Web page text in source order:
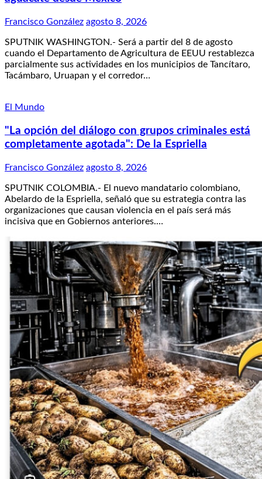
Francisco González agosto 8, 2026
SPUTNIK WASHINGTON.- Será a partir del 8 de agosto
cuando el Departamento de Agricultura de EEUU restablezca
parcialmente sus actividades en los municipios de Tancítaro,
Tacámbaro, Uruapan y el corredor…
El Mundo
"La opción del diálogo con grupos criminales está
completamente agotada": De la Espriella
Francisco González agosto 8, 2026
SPUTNIK COLOMBIA.- El nuevo mandatario colombiano,
Abelardo de la Espriella, señaló que su estrategia contra las
organizaciones que causan violencia en el país será más
incisiva que en Gobiernos anteriores.…